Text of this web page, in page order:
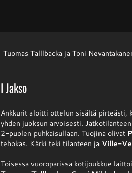
Tuomas Talllbacka ja Toni
I Jakso
Ankkurit aloitti ottelun sisältä pirteästi,
yhden juoksun arvoisesti.
2-puolen puhkaisullaan. Tuojina olivat
tehokas. Kärki teki tilanteen ja Ville-
Toisessa vuoroparissa kotijoukkue